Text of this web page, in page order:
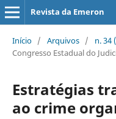
Revista da Emeron
Início / Arquivos / n. 34
Congresso Estadual do
Estratégias
ao crime